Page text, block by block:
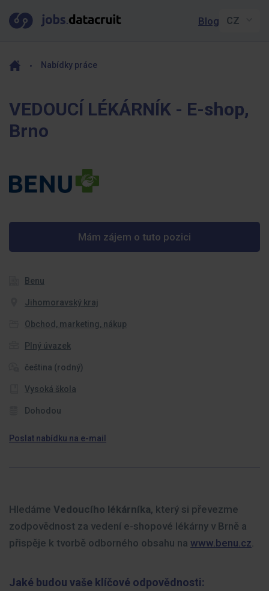
Blog
Nabídky práce
VEDOUCÍ LÉKÁRNÍK - E-shop,
Brno
Mám zájem o tuto pozici
Benu
Jihomoravský kraj
Obchod, marketing, nákup
Plný úvazek
čeština (rodný)
Vysoká škola
Dohodou
Poslat nabídku na e-mail
Hledáme Vedoucího lékárníka, který si převezme
zodpovědnost za vedení e-shopové lékárny v Brně a
přispěje k tvorbě odborného obsahu na www.benu.cz.
Jaké budou vaše klíčové odpovědnosti: